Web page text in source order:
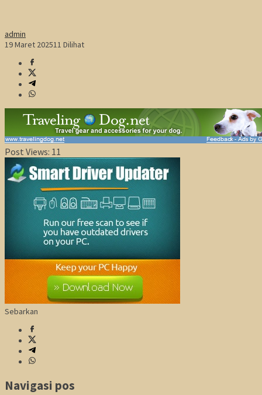
admin
19 Maret 202511 Dilihat
Post Views: 11
Sebarkan
Navigasi pos